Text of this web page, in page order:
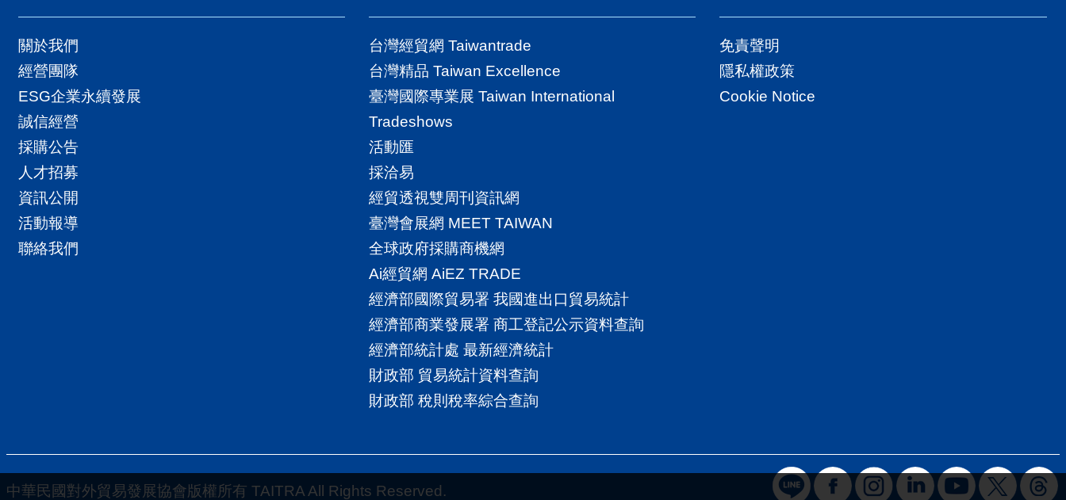
關於我們
經營團隊
ESG企業永續發展
誠信經營
採購公告
人才招募
資訊公開
活動報導
聯絡我們
台灣經貿網 Taiwantrade
台灣精品 Taiwan Excellence
臺灣國際專業展 Taiwan International
Tradeshows
活動匯
採洽易
經貿透視雙周刊資訊網
臺灣會展網 MEET TAIWAN
全球政府採購商機網
Ai經貿網 AiEZ TRADE
經濟部國際貿易署 我國進出口貿易統計
經濟部商業發展署 商工登記公示資料查詢
經濟部統計處 最新經濟統計
財政部 貿易統計資料查詢
財政部 稅則稅率綜合查詢
免責聲明
隱私權政策
Cookie Notice
中華民國對外貿易發展協會版權所有 TAITRA All Rights Reserved.